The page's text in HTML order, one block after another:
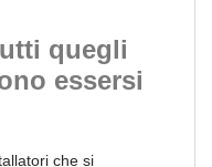
quegli
essersi
che si